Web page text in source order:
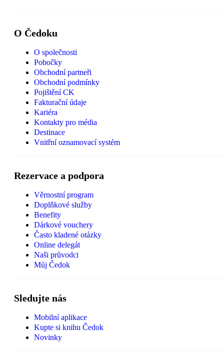
O Čedoku
O společnosti
Pobočky
Obchodní partneři
Obchodní podmínky
Pojištění CK
Fakturační údaje
Kariéra
Kontakty pro média
Destinace
Vnitřní oznamovací systém
Rezervace a podpora
Věrnostní program
Doplňkové služby
Benefity
Dárkové vouchery
Často kladené otázky
Online delegát
Naši průvodci
Můj Čedok
Sledujte nás
Mobilní aplikace
Kupte si knihu Čedok
Novinky